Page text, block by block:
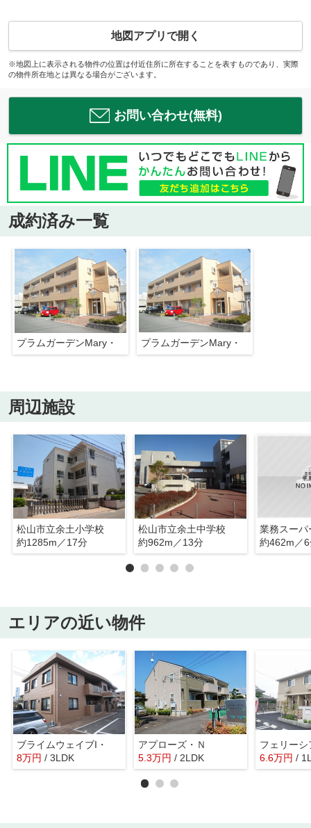
地図アプリで開く
※地図上に表示される物件の位置は付近住所に所在することを表すものであり、実際
の物件所在地とは異なる場合がございます。
お問い合わせ(無料)
成約済み一覧
プラムガーデンMary・ プラムガーデンMary・
周辺施設
松山市立余土小学校
約1285m／17分
松山市立余土中学校
約962m／13分
業務スーパ
約462m／
エリアの近い物件
ブライムウェイブI・
8万円 / 3LDK
アプローズ・Ｎ
5.3万円 / 2LDK
フェリーシ
6.6万円 /